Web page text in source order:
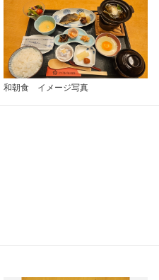
和朝食 イメージ写真